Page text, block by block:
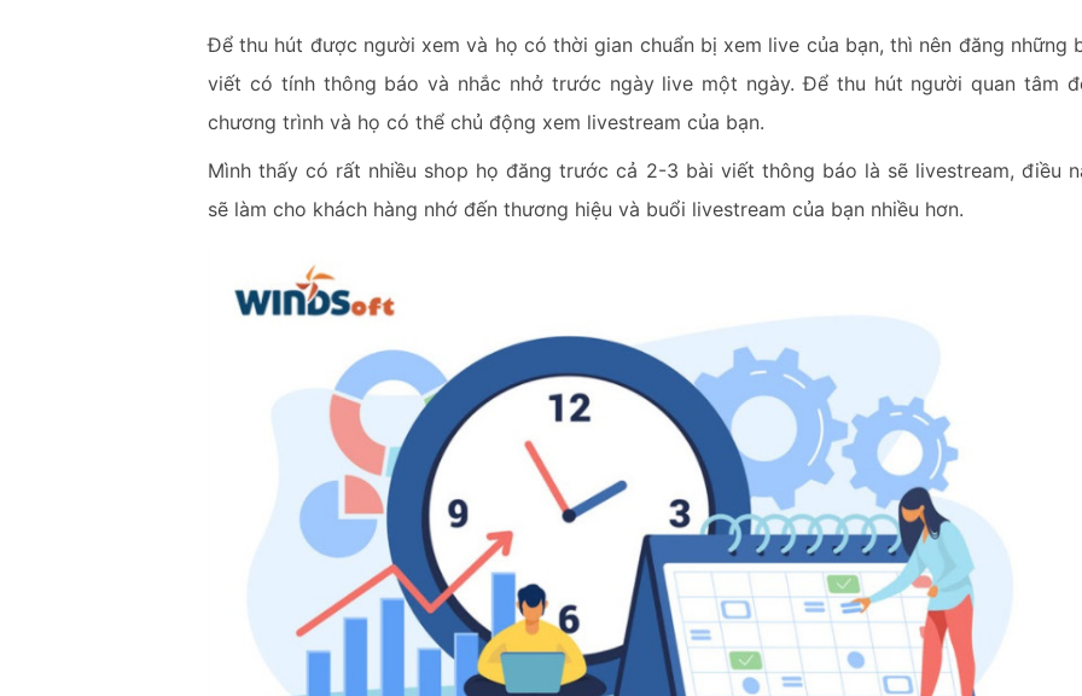
Để thu hút được người xem và họ có thời gian chuẩn bị xem live của bạn, thì nên đăng những
viết có tính thông báo và nhắc nhở trước ngày live một ngày. Để thu hút người quan tâm
chương trình và họ có thể chủ động xem livestream của bạn.
Mình thấy có rất nhiều shop họ đăng trước cả 2-3 bài viết thông báo là sẽ livestream, điều
sẽ làm cho khách hàng nhớ đến thương hiệu và buổi livestream của bạn nhiều hơn.